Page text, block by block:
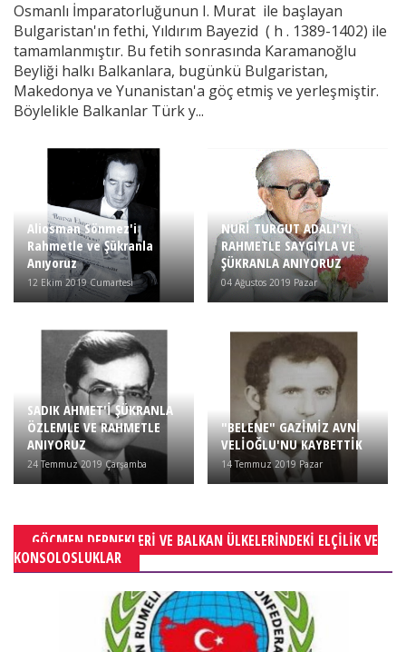
Osmanlı İmparatorluğunun I. Murat ile başlayan
Bulgaristan'ın fethi, Yıldırım Bayezid ( h . 1389-1402) ile
tamamlanmıştır. Bu fetih sonrasında Karamanoğlu
Beyliği halkı Balkanlara, bugünkü Bulgaristan,
Makedonya ve Yunanistan'a göç etmiş ve yerleşmiştir.
Böylelikle Balkanlar Türk y...
Aliosman Sönmez'i
Rahmetle ve Şükranla
Anıyoruz
12 Ekim 2019 Cumartesi
NURİ TURGUT ADALI'YI
RAHMETLE SAYGIYLA VE
ŞÜKRANLA ANIYORUZ
04 Ağustos 2019 Pazar
SADIK AHMET'İ ŞÜKRANLA
ÖZLEMLE VE RAHMETLE
ANIYORUZ
24 Temmuz 2019 Çarşamba
"BELENE" GAZİMİZ AVNİ
VELİOĞLU'NU KAYBETTİK
14 Temmuz 2019 Pazar
GÖÇMEN DERNEKLERI VE BALKAN ÜLKELERINDEKI ELÇILIK VE
KONSOLOSLUKLAR